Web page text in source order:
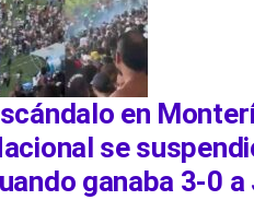
en
se
ganaba 3-0